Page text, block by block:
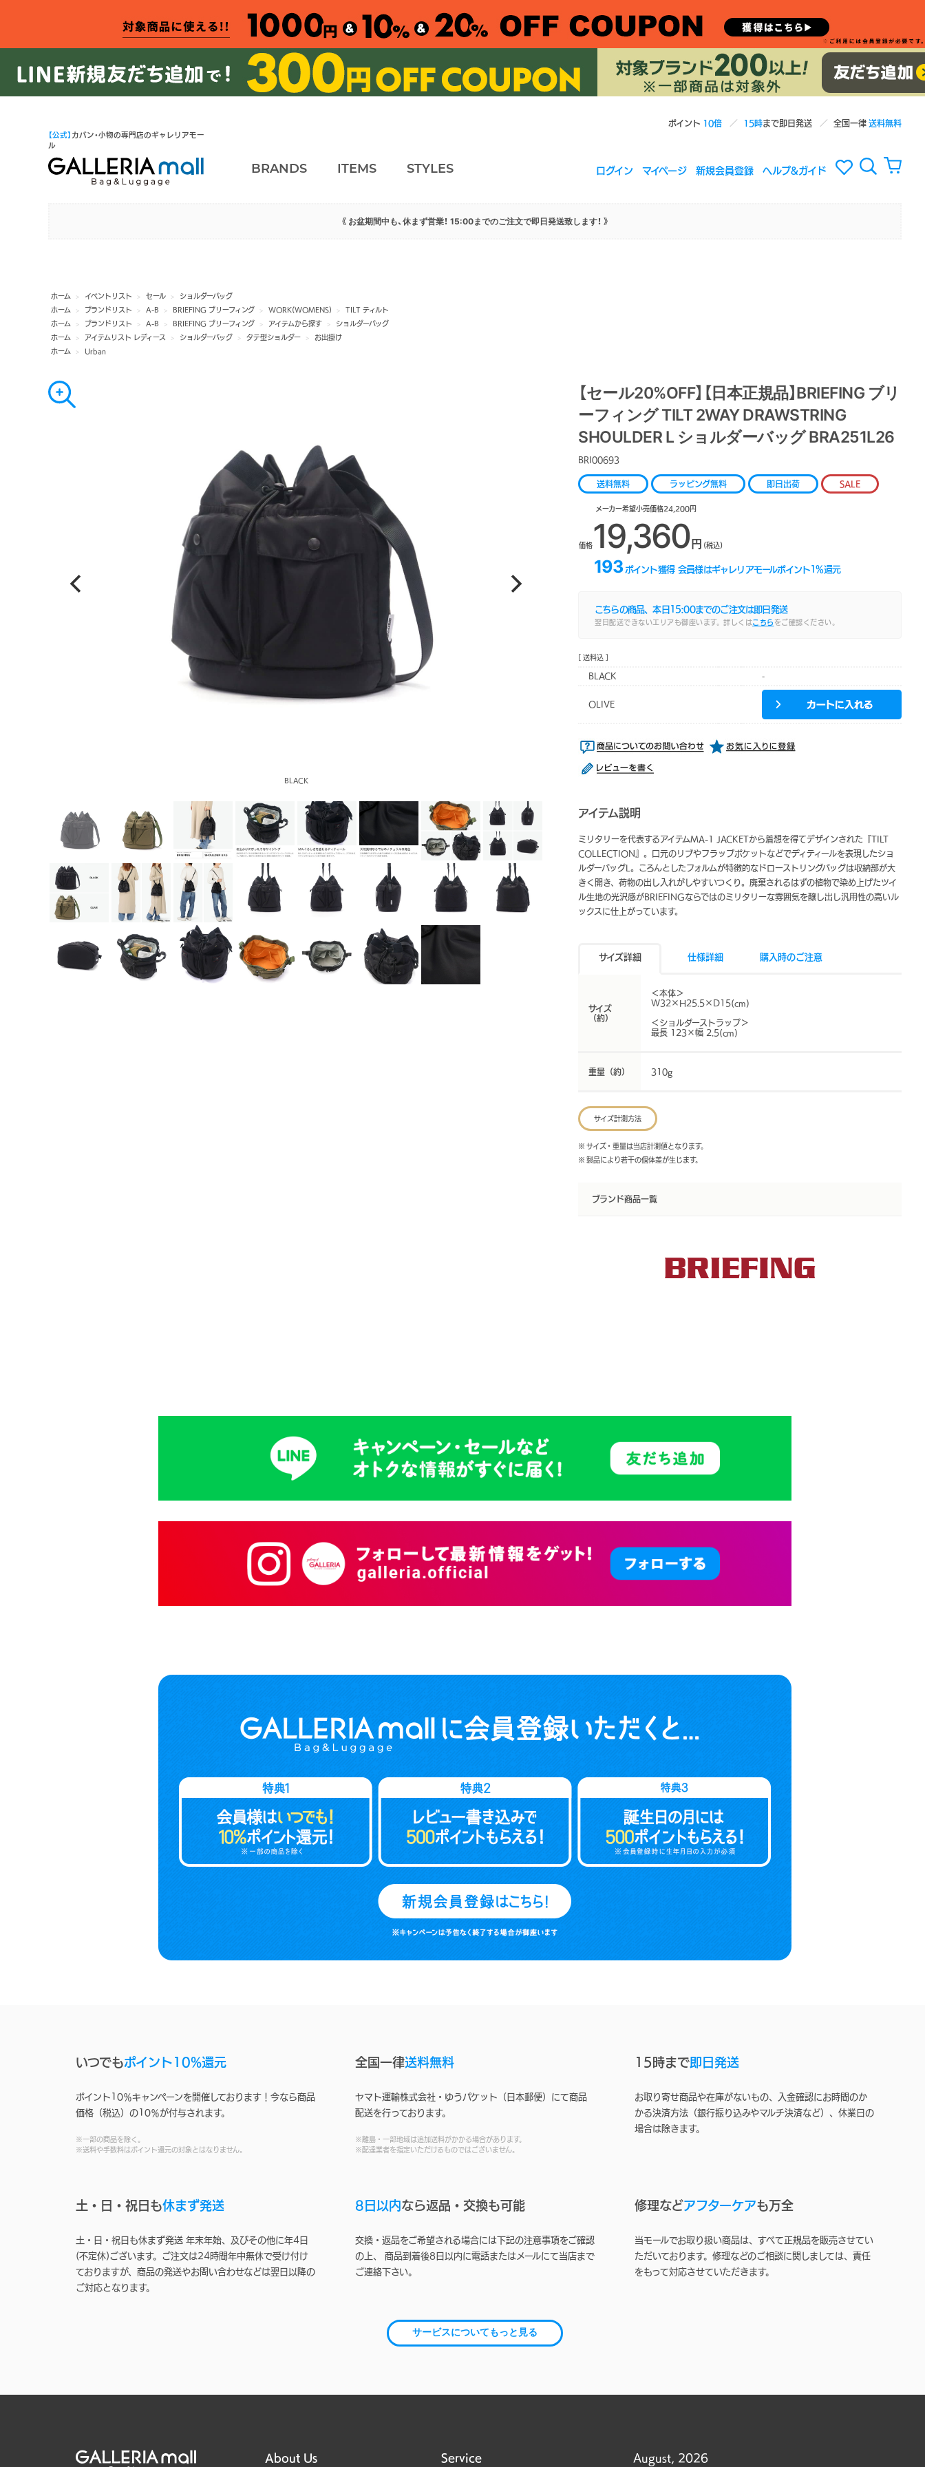
ポイント 10倍 15時まで即日発送 全国一律送料無料
【公式】 カバン・小物の専門店のギャレリアモー
ル
BRANDS ITEMS STYLES ログイン マイページ 新規会員登録 ヘルプ&ガイド
《 お盆期間中も、休まず営業！ 15:00までのご注文で即日発送致します！ 》
ホーム > イベントリスト > セール >
ショルダーバッグ
ホーム
> ブランドリスト > A-B > BRIEFING ブリーフィング > WORK(WOMENS) >
TILT ティルト
ホーム
> ブランドリスト > A-B > BRIEFING ブリーフィング > アイテムから探す >
ショルダーバッグ
ホーム
> アイテムリスト レディース > ショルダーバッグ > タテ型ショルダー >
お出掛け
ホーム
> Urban
【セール20%OFF】【日本正規品】BRIEFING ブリ
ーフィング TILT 2WAY DRAWSTRING
SHOULDER L ショルダーバッグ BRA251L26
BRI00693
送料無料 ラッピング無料 即日出荷 SALE
メーカー希望小売価格24,200円
価格 19,360円 (税込)
193ポイント獲得 会員様はギャレリアモールポイント 1%還元
こちらの商品、本日 15:00までのご注文は即日発送
翌日配送できないエリアも御座います。詳しくはこちら をご確認ください。
[ 送料込 ]
BLACK -
OLIVE
アイテム説明
ミリタリーを代表するアイテムMA-1 JACKETから着想を得てデザインされた『TILT
COLLECTION』。口元のリブやフラップポケットなどでディティールを表現したショ
ルダーバッグL。ころんとしたフォルムが特徴的なドローストリングバッグは収納部が大
きく開き、荷物の出し入れがしやすいつくり。廃棄されるはずの植物で染め上げたツイ
ル生地の光沢感がBRIEFINGならではのミリタリーな雰囲気を醸し出し汎用性の高いル
ックスに仕上がっています。
サイズ詳細 仕様詳細 購入時のご注意
サイズ
（約）
＜本体＞
W32×H25.5×D15(cm)
＜ショルダーストラップ＞
最長 123×幅 2.5(cm)
重量（約） 310g
サイズ計測方法
※ サイズ・重量は当店計測値となります。
※ 製品により若干の個体差が生じます。
ブランド商品一覧
BLACK
いつでもポイント10%還元
ポイント10％キャンペーンを開催しております！今なら商品
価格（税込）の10％が付与されます。
※一部の商品を除く。
※送料や手数料はポイント還元の対象とはなりません。
全国一律送料無料
ヤマト運輸株式会社・ゆうパケット（日本郵便）にて商品
配送を行っております。
※離島・一部地域は追加送料がかかる場合があります。
※配達業者を指定いただけるものではございません。
15時まで即日発送
お取り寄せ商品や在庫がないもの、入金確認にお時間のか
かる決済方法（銀行振り込みやマルチ決済など）、休業日の
場合は除きます。
土・日・祝日も休まず発送
土・日・祝日も休まず発送 年末年始、及びその他に年4日
(不定休)ございます。ご注文は24時間年中無休で受け付け
ておりますが、商品の発送やお問い合わせなどは翌日以降の
ご対応となります。
8日以内なら返品・交換も可能
交換・返品をご希望される場合には下記の注意事項をご確認
の上、 商品到着後8日以内に電話またはメールにて当店まで
ご連絡下さい。
修理などアフターケアも万全
当モールでお取り扱い商品は、すべて正規品を販売させてい
ただいております。修理などのご相談に関しましては、責任
をもって対応させていただきます。
サービスについてもっと見る
About Us Service August, 2026